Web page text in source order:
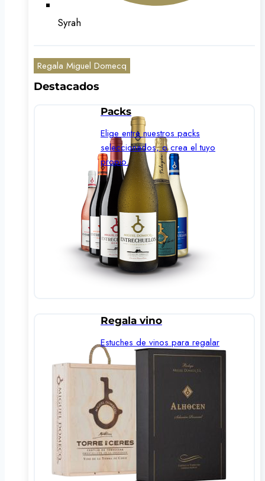
Syrah
Regala Miguel Domecq
Destacados
Packs
Elige entre nuestros packs
seleccionados, o crea el tuyo
propio.
Regala vino
Estuches de vinos para regalar